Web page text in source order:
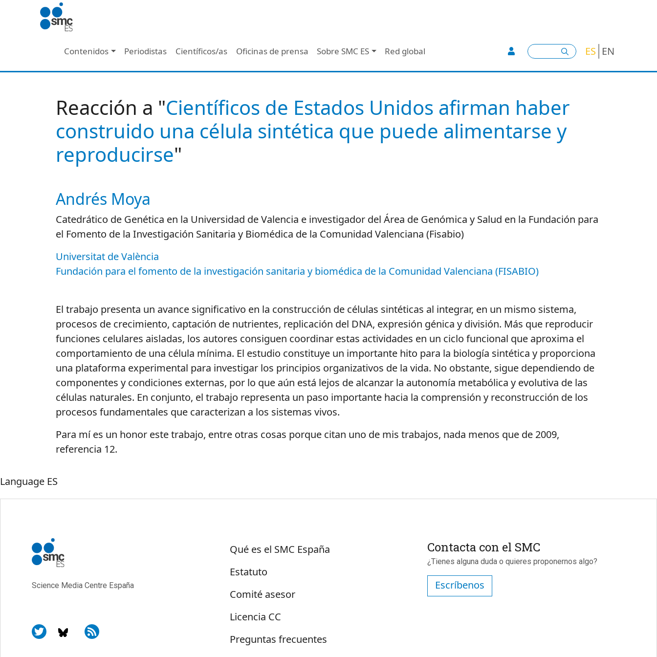
Pasar al contenido principal
Navegación principal - Header
Contenidos Periodistas Científicos/as Oficinas de prensa Sobre SMC ES Red global User account menu
Buscar ES EN
Reacción a "Científicos de Estados Unidos afirman haber
construido una célula sintética que puede alimentarse y
reproducirse"
Autor/es reacciones
Andrés Moya
Catedrático de Genética en la Universidad de Valencia e investigador del Área de Genómica y Salud en la Fundación para
el Fomento de la Investigación Sanitaria y Biomédica de la Comunidad Valenciana (Fisabio)
Universitat de València
Fundación para el fomento de la investigación sanitaria y biomédica de la Comunidad Valenciana (FISABIO)
El trabajo presenta un avance significativo en la construcción de células sintéticas al integrar, en un mismo sistema,
procesos de crecimiento, captación de nutrientes, replicación del DNA, expresión génica y división. Más que reproducir
funciones celulares aisladas, los autores consiguen coordinar estas actividades en un ciclo funcional que aproxima el
comportamiento de una célula mínima. El estudio constituye un importante hito para la biología sintética y proporciona
una plataforma experimental para investigar los principios organizativos de la vida. No obstante, sigue dependiendo de
componentes y condiciones externas, por lo que aún está lejos de alcanzar la autonomía metabólica y evolutiva de las
células naturales. En conjunto, el trabajo representa un paso importante hacia la comprensión y reconstrucción de los
procesos fundamentales que caracterizan a los sistemas vivos.
Para mí es un honor este trabajo, entre otras cosas porque citan uno de mis trabajos, nada menos que de 2009,
referencia 12.
Language ES
Science Media Centre España
Sobre SMC España
Qué es el SMC España
Estatuto
Comité asesor
Licencia CC
Preguntas frecuentes
Contacta con el SMC
¿Tienes alguna duda o quieres proponernos algo?
Escríbenos